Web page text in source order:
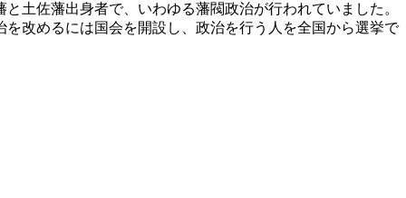
土佐藩出身者で、いわゆる藩閥政治が行われていました。
改めるには国会を開設し、政治を行う人を全国から選挙で